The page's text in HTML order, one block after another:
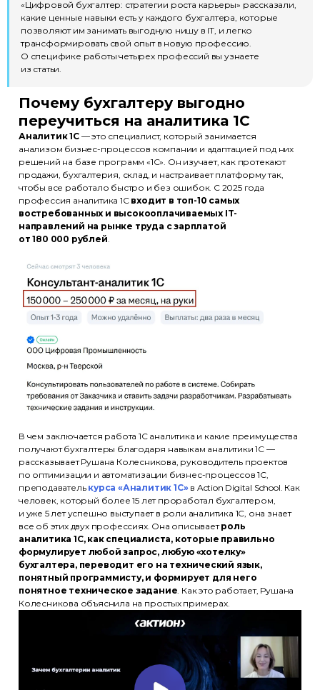
«Цифровой бухгалтер: стратегии роста карьеры» рассказали,
какие ценные навыки есть у каждого бухгалтера, которые
позволяют им занимать выгодную нишу в IT, и легко
трансформировать свой опыт в новую профессию.
О специфике работы четырех профессий вы узнаете
из статьи.
Почему бухгалтеру выгодно
переучиться на аналитика 1C
Аналитик 1С— это специалист, который занимается
анализом бизнес-процессов компании и адаптацией под них
решений на базе программ «1С». Он изучает, как протекают
продажи, бухгалтерия, склад, и настраивает платформу так,
чтобы все работало быстро и без ошибок. С 2025 года
профессия аналитика 1С входит в топ-10 самых
востребованных и высокооплачиваемых IT-
направлений на рынке труда с зарплатой
от 180 000 рублей
В чем заключается работа 1С аналитика и какие преимущества
получают бухгалтеры благодаря навыкам аналитики 1С —
рассказывает Рушана Колесникова, руководитель проектов
по оптимизации и автоматизации бизнес-процессов 1С,
преподаватель курса «Аналитик 1С»в Action Digital School. Как
человек, который более 15 лет проработал бухгалтером,
и уже 5 лет успешно выступает в роли аналитика 1С, она знает
все об этих двух профессиях. Она описываетроль
аналитика 1С, как специалиста, которые правильно
формулирует любой запрос, любую «хотелку»
бухгалтера, переводит его на технический язык,
понятный программисту, и формирует для него
понятное техническое задание . Как это работает, Рушана
Колесникова объяснила на простых примерах.